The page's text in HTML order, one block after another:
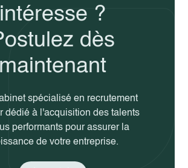
intéresse ?
dès
maintenant
spécialisé en recrutement
dédié à l'acquisition des talents
performants pour assurer la
de votre entreprise.